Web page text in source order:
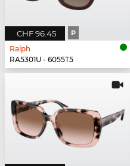
CHF 96.45 P
Ralph
RA5301U - 6055T5